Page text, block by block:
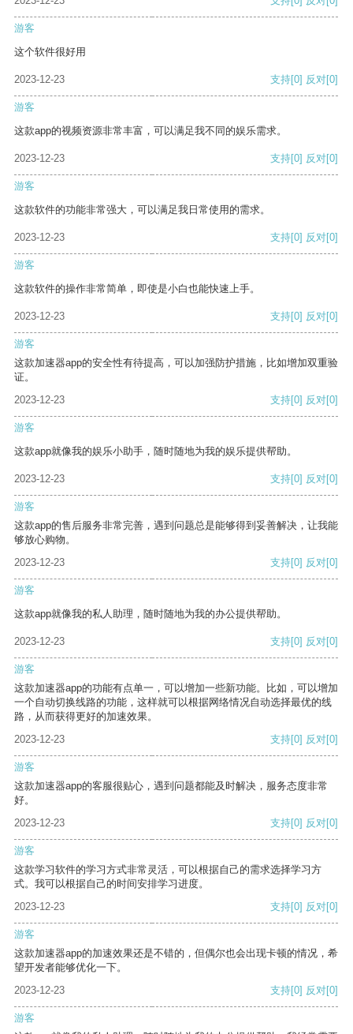
游客
这个软件很好用
2023-12-23 支持[0] 反对[0]
游客
这款app的视频资源非常丰富，可以满足我不同的娱乐需求。
2023-12-23 支持[0] 反对[0]
游客
这款软件的功能非常强大，可以满足我日常使用的需求。
2023-12-23 支持[0] 反对[0]
游客
这款软件的操作非常简单，即使是小白也能快速上手。
2023-12-23 支持[0] 反对[0]
游客
这款加速器app的安全性有待提高，可以加强防护措施，比如增加双重验
证。
2023-12-23
支持[0] 反对[0]
游客
这款app就像我的娱乐小助手，随时随地为我的娱乐提供帮助。
2023-12-23 支持[0] 反对[0]
游客
这款app的售后服务非常完善，遇到问题总是能够得到妥善解决，让我能
够放心购物。
2023-12-23
支持[0] 反对[0]
游客
这款app就像我的私人助理，随时随地为我的办公提供帮助。
2023-12-23 支持[0] 反对[0]
游客
这款加速器app的功能有点单一，可以增加一些新功能。比如，可以增加
一个自动切换线路的功能，这样就可以根据网络情况自动选择最优的线
路，从而获得更好的加速效果。
2023-12-23
支持[0] 反对[0]
游客
这款加速器app的客服很贴心，遇到问题都能及时解决，服务态度非常
好。
2023-12-23
支持[0] 反对[0]
游客
这款学习软件的学习方式非常灵活，可以根据自己的需求选择学习方
式。我可以根据自己的时间安排学习进度。
2023-12-23
支持[0] 反对[0]
游客
这款加速器app的加速效果还是不错的，但偶尔也会出现卡顿的情况，希
望开发者能够优化一下。
2023-12-23
支持[0] 反对[0]
游客